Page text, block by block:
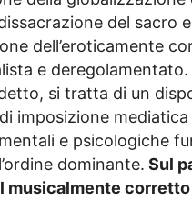
del sacro e
dell’eroticamente
e
detto, si tratta di un
imposizione mediatica
e psicologiche
dominante. Sul
musicalmente corretto